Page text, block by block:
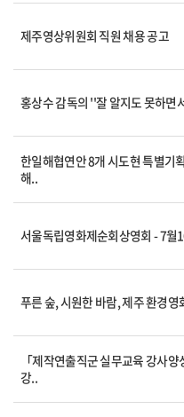
제주영상위원회 직원 채용 공고
홍상수 감독의 ''잘 알지도 못하면
한일해협연안 8개 시도현 특별기
해..
서울독립영화제순회상영회 - 7월
푸른 숲, 시원한 바람, 제주 환경
「제작연출직군 실무교육 강사
강..